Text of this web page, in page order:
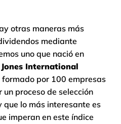
otras maneras más
mediante
uno que nació en
International
formado por 100 empresas
proceso de selección
que lo más interesante es
imperan en este índice